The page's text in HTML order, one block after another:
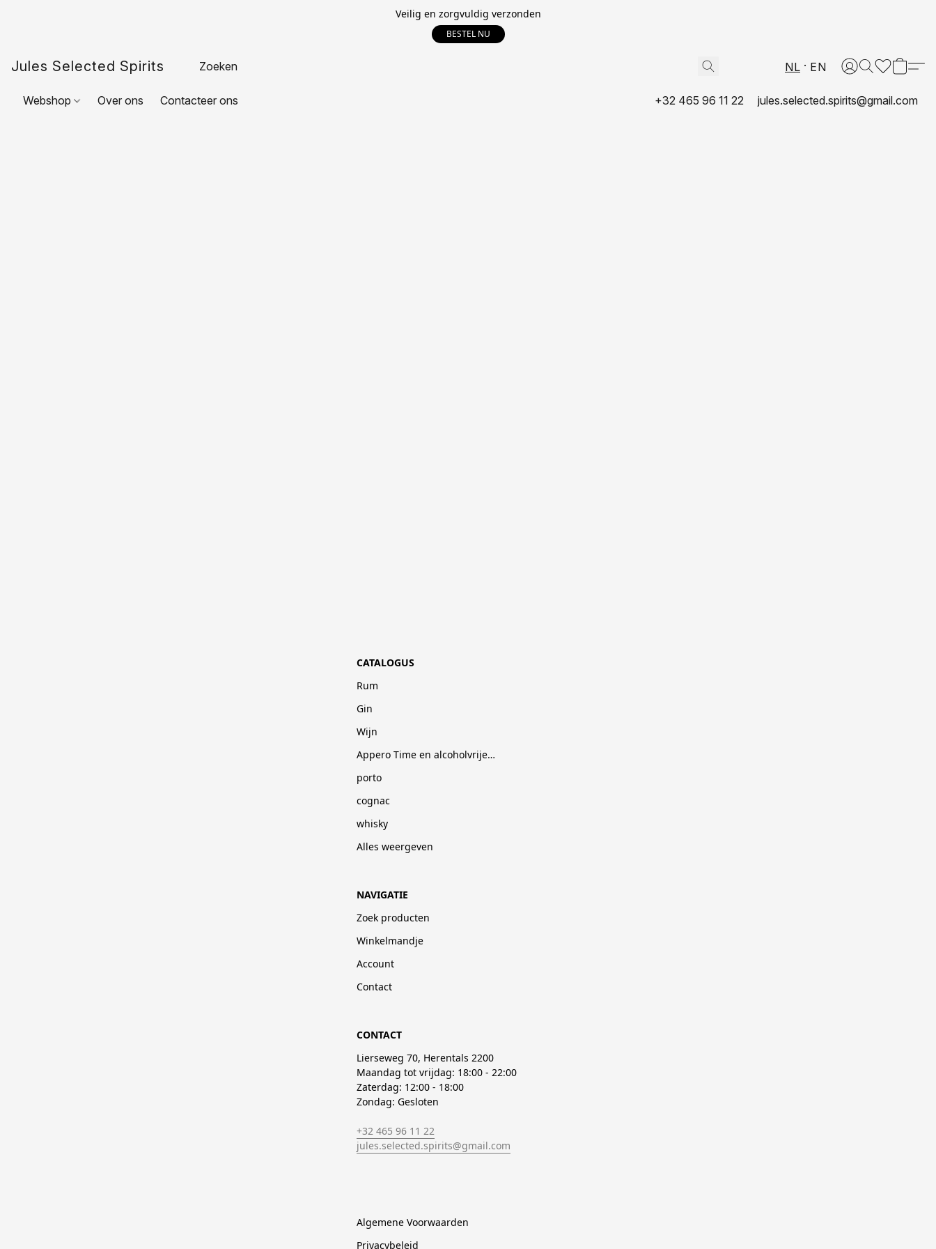
Veilig en zorgvuldig verzonden
BESTEL NU
Jules Selected Spirits NL EN
Webshop Over ons Contacteer ons +32 465 96 11 22 jules.selected.spirits@gmail.com
CATALOGUS
Rum
Gin
Wijn
Appero Time en alcoholvrije dranken
porto
cognac
whisky
Alles weergeven
NAVIGATIE
Zoek producten
Winkelmandje
Account
Contact
CONTACT
Lierseweg 70, Herentals 2200
Maandag tot vrijdag: 18:00 - 22:00
Zaterdag: 12:00 - 18:00
Zondag: Gesloten
+32 465 96 11 22
jules.selected.spirits@gmail.com
Algemene Voorwaarden
Privacybeleid